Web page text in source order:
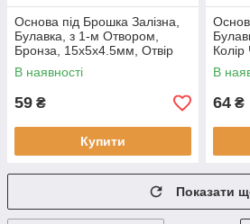
Основа під Брошка Залізна,
Булавка, з 1-м Отвором,
Бронза, 15х5х4.5мм, Отвір
1.8 мм, Пін: 1 мм, (50 шт.)
В наявності
59 ₴
Купити
мм,
В
64 ₴
Показати